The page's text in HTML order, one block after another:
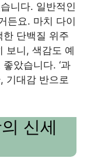
니다. 일반적인
든요. 마치 다이
단백질 위주
보니, 색감도 예
았습니다. ‘과
기대감 반으로
신세